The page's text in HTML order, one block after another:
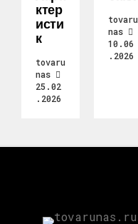
Ктер
Исти
К
tovaru
nas
25.02
.2026
tovaru
nas
10.06
.2026